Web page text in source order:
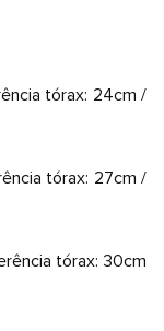
tórax: 24cm /
tórax: 27cm /
tórax: 30cm